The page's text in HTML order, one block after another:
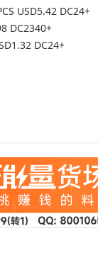
USD5.42 DC24+
DC24+